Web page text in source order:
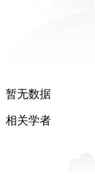
暂无数据
相关学者